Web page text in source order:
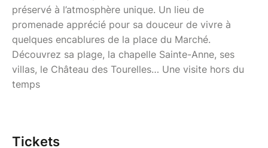
préservé à l’atmosphère unique. Un lieu de
promenade apprécié pour sa douceur de vivre à
quelques encablures de la place du Marché.
Découvrez sa plage, la chapelle Sainte-Anne, ses
villas, le Château des Tourelles… Une visite hors du
temps
Tickets